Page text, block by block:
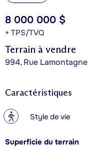
Terrain à vendre
994, Rue
8 000 000 $
+ TPS/TVQ
Caractéristiques
? Style de vie
Superficie du terrain